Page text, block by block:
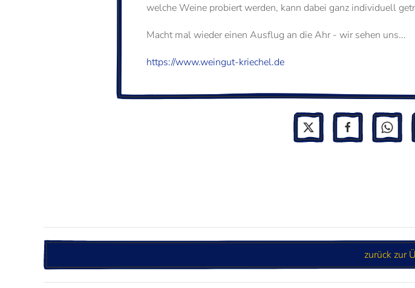
welche Weine probiert werden, kann dabei ganz individuell
Macht mal wieder einen Ausflug an die Ahr - wir sehen uns...
https://www.weingut-kriechel.de
zurück zur